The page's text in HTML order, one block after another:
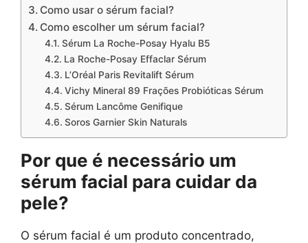
Como usar o sérum facial?
Como escolher um sérum facial?
Sérum La Roche-Posay Hyalu B5
La Roche-Posay Effaclar Sérum
L’Oréal Paris Revitalift Sérum
Vichy Mineral 89 Frações Probióticas Sérum
Sérum Lancôme Genifique
Soros Garnier Skin Naturals
Por que é necessário um
sérum facial para cuidar da
pele?
O sérum facial é um produto concentrado,